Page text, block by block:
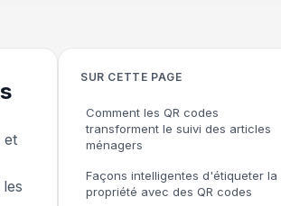
et
SUR CETTE PAGE
Comment les QR codes
transforment le suivi des articles
ménagers
Façons intelligentes d'étiqueter la
propriété avec des QR codes